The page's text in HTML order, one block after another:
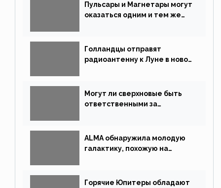
Пульсары и Магнетары могут
оказаться одним и тем же
Голландцы отправят
радиоантенну к Луне в новой
Могут ли сверхновые быть
ответственными за
ALMA обнаружила молодую
галактику, похожую на
Горячие Юпитеры обладают